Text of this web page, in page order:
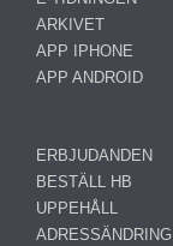
ARKIVET
APP IPHONE
APP ANDROID
ERBJUDANDEN
BESTÄLL HB
UPPEHÅLL
ADRESSÄNDRING